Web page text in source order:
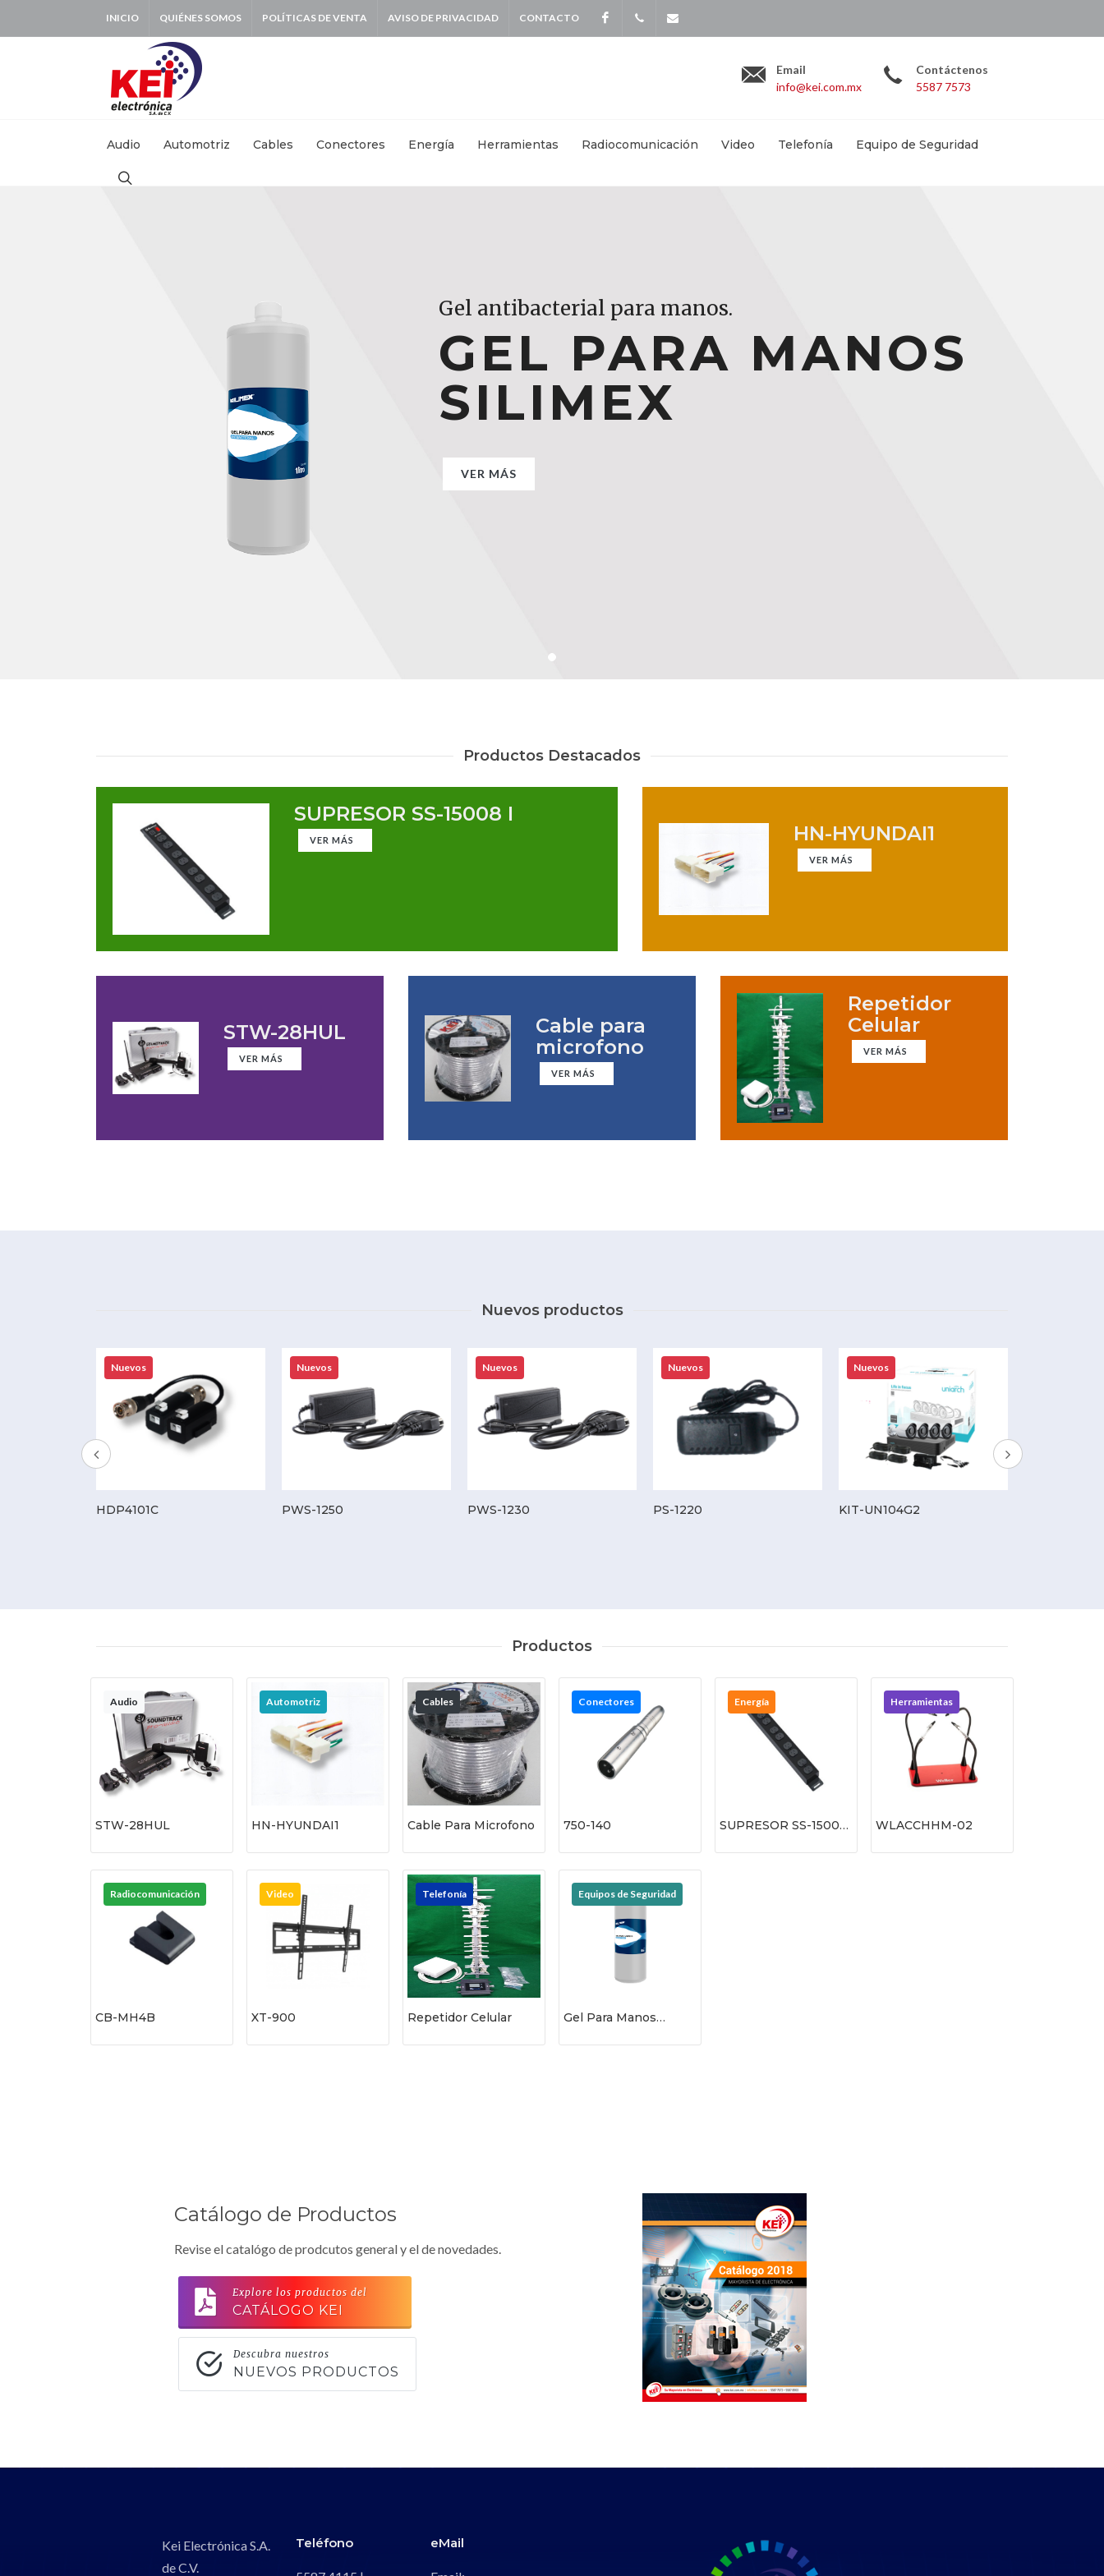
INICIO QUIÉNES SOMOS POLÍTICAS DE VENTA AVISO DE PRIVACIDAD CONTACTO Facebook
Email
info@kei.com.mx
Contáctenos
5587 7573
Audio Automotriz Cables Conectores Energía Herramientas Radiocomunicación Video Telefonía Equipo de Seguridad
Gel antibacterial para manos.
GEL PARA MANOS
SILIMEX
VER MÁS
Gel antibacterial para manos.
GEL PARA MANOS
SILIMEX
VER MÁS
Gel antibacterial para manos.
GEL PARA MANOS
SILIMEX
VER MÁS
Productos Destacados
SUPRESOR SS-15008 I
VER MÁS HN-HYUNDAI1
VER MÁS
STW-28HUL
VER MÁS
Cable para
microfono
VER MÁS
Repetidor
Celular
VER MÁS
Nuevos productos
Nuevos
HDP4101C
Nuevos
PWS-1250
Nuevos
PWS-1230
Nuevos
PS-1220
Nuevos
KIT-UN104G2
Productos
Audio
STW-28HUL
Automotriz
HN-HYUNDAI1
Cables
Cable Para Microfono
Conectores
750-140
Energía
SUPRESOR SS-15008
Herramientas
WLACCHHM-02
Radiocomunicación
CB-MH4B
Video
XT-900
Telefonía
Repetidor Celular
Equipos de Seguridad
Gel Para Manos
Catálogo de Productos
Revise el catalógo de prodcutos general y el de novedades.
Explore los productos del
CATÁLOGO KEI
Descubra nuestros
NUEVOS PRODUCTOS
Kei Electrónica S.A.
de C.V.
Teléfono eMail